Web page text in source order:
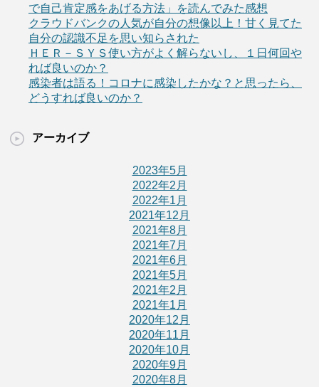
で自己肯定感をあげる方法」を読んでみた感想
クラウドバンクの人気が自分の想像以上！甘く見てた
自分の認識不足を思い知らされた
ＨＥＲ－ＳＹＳ使い方がよく解らないし、１日何回や
れば良いのか？
感染者は語る！コロナに感染したかな？と思ったら、
どうすれば良いのか？
アーカイブ
2023年5月
2022年2月
2022年1月
2021年12月
2021年8月
2021年7月
2021年6月
2021年5月
2021年2月
2021年1月
2020年12月
2020年11月
2020年10月
2020年9月
2020年8月